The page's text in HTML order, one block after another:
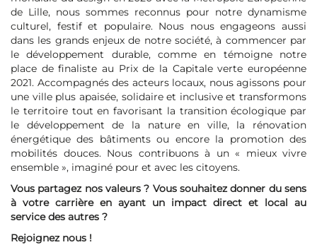
de Lille, nous sommes reconnus pour notre dynamisme
culturel, festif et populaire. Nous nous engageons aussi
dans les grands enjeux de notre société, à commencer par
le développement durable, comme en témoigne notre
place de finaliste au Prix de la Capitale verte européenne
2021. Accompagnés des acteurs locaux, nous agissons pour
une ville plus apaisée, solidaire et inclusive et transformons
le territoire tout en favorisant la transition écologique par
le développement de la nature en ville, la rénovation
énergétique des bâtiments ou encore la promotion des
mobilités douces. Nous contribuons à un « mieux vivre
ensemble », imaginé pour et avec les citoyens.
Vous partagez nos valeurs ? Vous souhaitez donner du sens
à votre carrière en ayant un impact direct et local au
service des autres ?
Rejoignez nous !